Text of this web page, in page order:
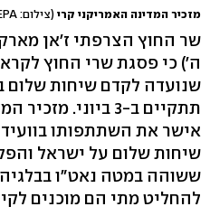
מזכיר המדינה האמריקני קרי (צילום: EPA)
שר החוץ הצרפתי ז'אן מארק
ה') כי פסגת שרי החוץ
שנועדה לקדם שיחות שלום
תתקיים ב-3 ביוני. מזכיר המדינה האמריקני
אישר את השתתפותו
שיחות שלום על ישראל
ששוהה במטה נאט"ו
להחליט מתי הם מוכנים